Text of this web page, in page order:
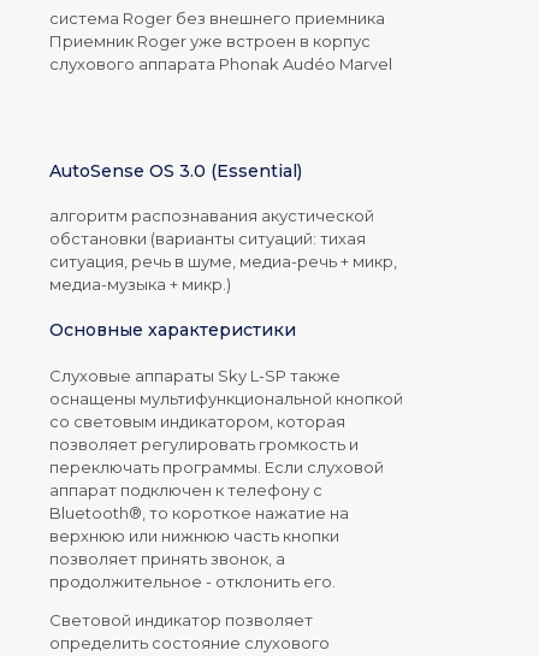
система Roger без внешнего приемника
Приемник Roger уже встроен в корпус
слухового аппарата Phonak Audéo Marvel
AutoSense OS 3.0 (Essential)
алгоритм распознавания акустической
обстановки (варианты ситуаций: тихая
ситуация, речь в шуме, медиа-речь + микр,
медиа-музыка + микр.)
Основные характеристики
Слуховые аппараты Sky L-SP также
оснащены мультифункциональной кнопкой
со световым индикатором, которая
позволяет регулировать громкость и
переключать программы. Если слуховой
аппарат подключен к телефону с
Bluetooth®, то короткое нажатие на
верхнюю или нижнюю часть кнопки
позволяет принять звонок, а
продолжительное - отклонить его.
Световой индикатор позволяет
определить состояние слухового